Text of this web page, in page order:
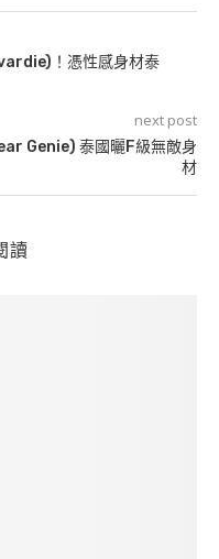
！憑性感身材泰
next post
Genie) 泰國曬F級無敵身
材
讀